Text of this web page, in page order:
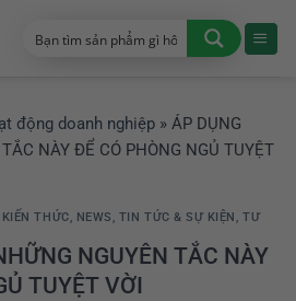
động doanh nghiệp » ÁP DỤNG
NÀY ĐỂ CÓ PHÒNG NGỦ TUYỆT
KIẾN THỨC, NEWS , TIN TỨC & SỰ KIỆN ,TƯ
NGUYÊN TẮC NÀY
TUYỆT VỜI